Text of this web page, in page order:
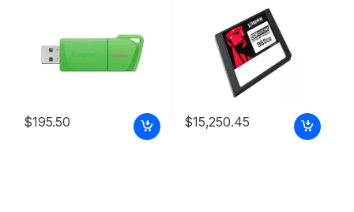
$195.50 $15,250.45